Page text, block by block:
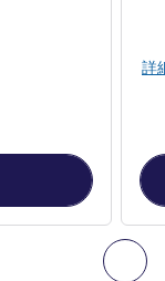
次
- 1 double bed ,
詳